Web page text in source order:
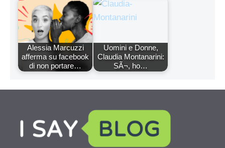
Alessia Marcuzzi
afferma su facebook
di non portare…
Uomini e Donne,
Claudia Montanarini:
SÃ¬, ho…